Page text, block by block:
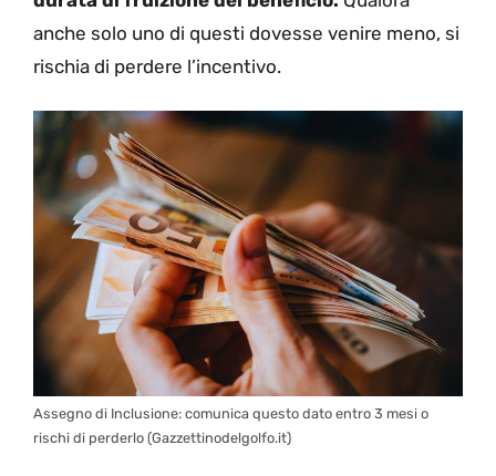
anche solo uno di questi dovesse venire meno, si
rischia di perdere l’incentivo.
Assegno di Inclusione: comunica questo dato entro 3 mesi o
rischi di perderlo (Gazzettinodelgolfo.it)